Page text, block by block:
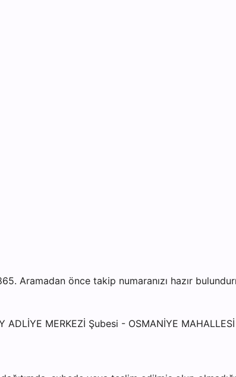
Aramadan önce takip numaranızı hazır
MERKEZİ Şubesi - OSMANİYE MAHALLESİ